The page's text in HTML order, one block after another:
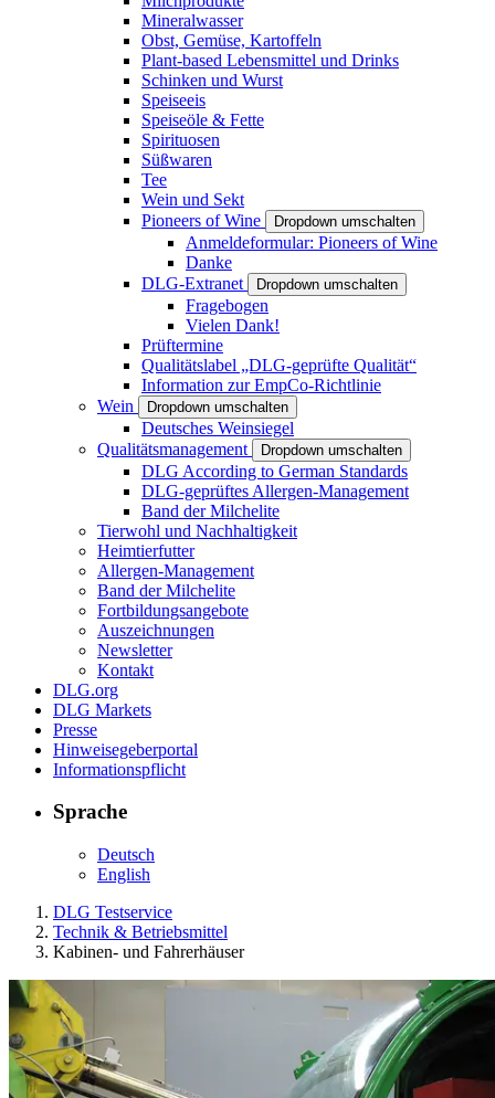
Mineralwasser
Obst, Gemüse, Kartoffeln
Plant-based Lebensmittel und Drinks
Schinken und Wurst
Speiseeis
Speiseöle & Fette
Spirituosen
Süßwaren
Tee
Wein und Sekt
Pioneers of Wine
Dropdown umschalten
Anmeldeformular: Pioneers of Wine
Danke
DLG-Extranet
Dropdown umschalten
Fragebogen
Vielen Dank!
Prüftermine
Qualitätslabel „DLG-geprüfte Qualität“
Information zur EmpCo-Richtlinie
Wein
Dropdown umschalten
Deutsches Weinsiegel
Qualitätsmanagement
Dropdown umschalten
DLG According to German Standards
DLG-geprüftes Allergen-Management
Band der Milchelite
Tierwohl und Nachhaltigkeit
Heimtierfutter
Allergen-Management
Band der Milchelite
Fortbildungsangebote
Auszeichnungen
Newsletter
Kontakt
DLG.org
DLG Markets
Presse
Hinweisegeberportal
Informationspflicht
Sprache
Deutsch
English
DLG Testservice
Technik & Betriebsmittel
Kabinen- und Fahrerhäuser